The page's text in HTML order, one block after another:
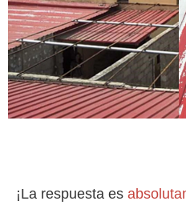
¡La respuesta es